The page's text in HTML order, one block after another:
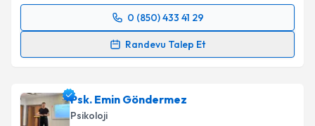
0 (850) 433 41 29
Randevu Talep Et
Randevu Takvimi Talebi
için bir takvim hazırlandığında e-posta ile
bilgilendireceğiz.
Psk. Emin Göndermez
Psikoloji